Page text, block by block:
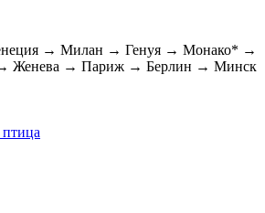
→ Милан → Генуя → Монако* →
Женева → Париж → Берлин → Минск
птица